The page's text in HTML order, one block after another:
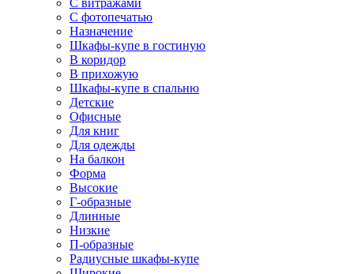
С витражами
С фотопечатью
Назначение
Шкафы-купе в гостиную
В коридор
В прихожую
Шкафы-купе в спальню
Детские
Офисные
Для книг
Для одежды
На балкон
Форма
Высокие
Г-образные
Длинные
Низкие
П-образные
Радиусные шкафы-купе